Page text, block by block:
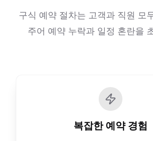
구식 예약 절차는 고객과 직원 모
주어 예약 누락과 일정 혼란을
복잡한 예약 경험